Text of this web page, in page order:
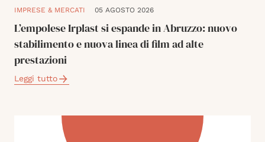
IMPRESE & MERCATI 05 AGOSTO 2026
L’empolese Irplast si espande in Abruzzo: nuovo
stabilimento e nuova linea di film ad alte
prestazioni
Leggi tutto